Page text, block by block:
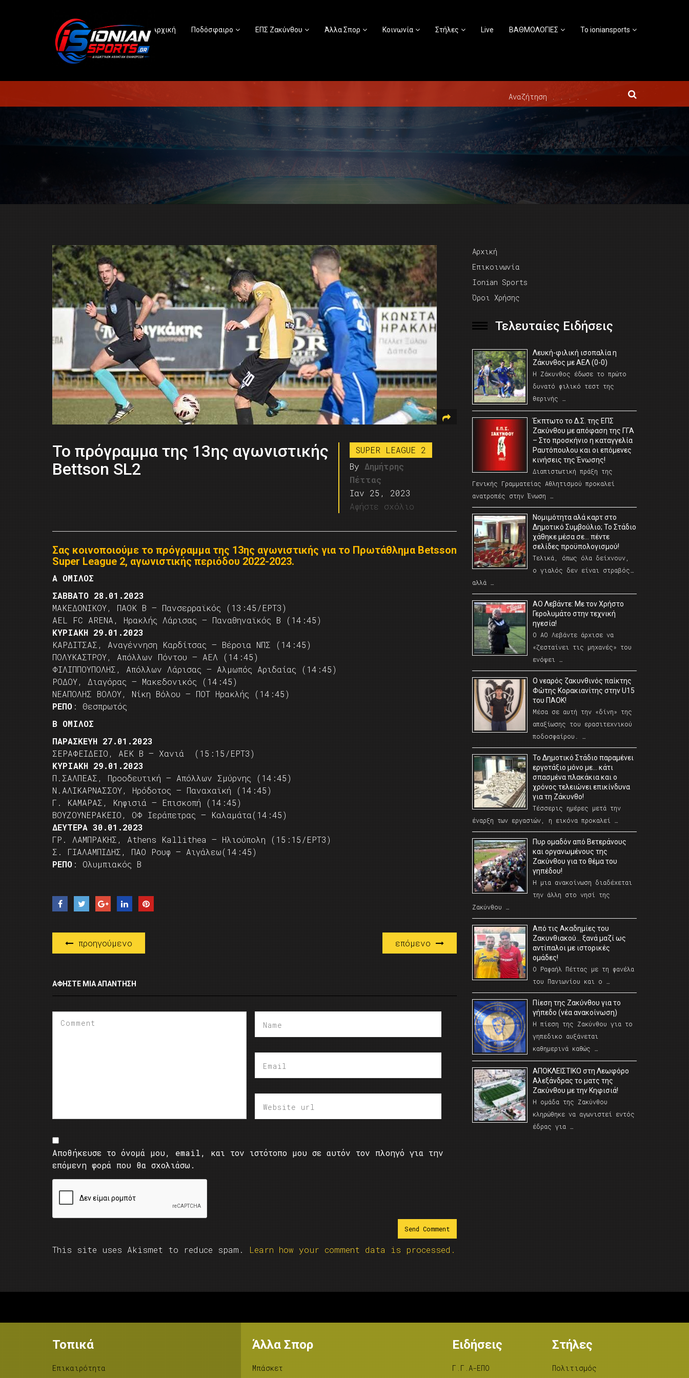
Αρχική Ποδόσφαιρο ΕΠΣ Ζακύνθου Άλλα Σπορ Κοινωνία Στήλες Live ΒΑΘΜΟΛΟΓΙΕΣ Το ioniansports
Το πρόγραμμα της 13ης αγωνιστικής
Bettson SL2
SUPER LEAGUE 2
By Δημήτρης
Πέττας
Ιαν 25, 2023
Αφήστε σχόλιο
Σας κοινοποιούμε το πρόγραμμα της 13ης αγωνιστικής για το Πρωτάθλημα Betsson
Super League 2, αγωνιστικής περιόδου 2022-2023.
Α ΟΜΙΛΟΣ
ΣΑΒΒΑΤΟ 28.01.2023
ΜΑΚΕΔΟΝΙΚΟΥ, ΠΑΟΚ Β – Πανσερραϊκός (13:45/ΕΡΤ3)
AEL FC ARENA, Ηρακλής Λάρισας – Παναθηναϊκός Β (14:45)
ΚΥΡΙΑΚΗ 29.01.2023
ΚΑΡΔΙΤΣΑΣ, Αναγέννηση Καρδίτσας – Βέροια ΝΠΣ (14:45)
ΠΟΛΥΚΑΣΤΡΟΥ, Απόλλων Πόντου – ΑΕΛ (14:45)
ΦΙΛΙΠΠΟΥΠΟΛΗΣ, Απόλλων Λάρισας – Αλμωπός Αριδαίας (14:45)
ΡΟΔΟΥ, Διαγόρας – Μακεδονικός (14:45)
ΝΕΑΠΟΛΗΣ ΒΟΛΟΥ, Νίκη Βόλου – ΠΟΤ Ηρακλής (14:45)
ΡΕΠΟ : Θεσπρωτός
Β ΟΜΙΛΟΣ
ΠΑΡΑΣΚΕΥΗ 27.01.2023
ΣΕΡΑΦΕΙΔΕΙΟ, ΑΕΚ Β – Χανιά (15:15/ΕΡΤ3)
ΚΥΡΙΑΚΗ 29.01.2023
Π.ΣΑΛΠΕΑΣ, Προοδευτική – Απόλλων Σμύρνης (14:45)
Ν.ΑΛΙΚΑΡΝΑΣΣΟΥ, Ηρόδοτος – Παναχαϊκή (14:45)
Γ. ΚΑΜΑΡΑΣ, Κηφισιά – Επισκοπή (14:45)
ΒΟΥΖΟΥΝΕΡΑΚΕΙΟ, ΟΦ Ιεράπετρας – Καλαμάτα(14:45)
ΔΕΥΤΕΡΑ 30.01.2023
ΓΡ. ΛΑΜΠΡΑΚΗΣ, Athens Kallithea – Ηλιούπολη (15:15/ΕΡΤ3)
Σ. ΓΙΑΛΑΜΠΙΔΗΣ, ΠΑΟ Ρουφ – Αιγάλεω(14:45)
ΡΕΠΟ : Ολυμπιακός Β
προηγούμενο επόμενο
ΑΦΉΣΤΕ ΜΙΑ ΑΠΆΝΤΗΣΗ
Αποθήκευσε το όνομά μου, email, και τον ιστότοπο μου σε αυτόν τον πλοηγό για την
επόμενη φορά που θα σχολιάσω.
This site uses Akismet to reduce spam. Learn how your comment data is processed.
Αρχική
Επικοινωνία
Ionian Sports
Όροι Χρήσης
Τελευταίες Ειδήσεις
Λευκή-φιλική ισοπαλία η
Ζάκυνθος με ΑΕΛ (0-0)
Η Ζάκυνθος έδωσε το πρώτο
δυνατό φιλικό τεστ της
θερινής …
Έκπτωτο το Δ.Σ. της ΕΠΣ
Ζακύνθου με απόφαση της ΓΓΑ
– Στο προσκήνιο η καταγγελία
Ραυτόπουλου και οι επόμενες
κινήσεις της Ένωσης!
Διαπιστωτική πράξη της
Γενικής Γραμματείας Αθλητισμού προκαλεί
ανατροπές στην Ένωση …
Νομιμότητα αλά καρτ στο
Δημοτικό Συμβούλιο; Το Στάδιο
χάθηκε μέσα σε… πέντε
σελίδες προϋπολογισμού!
Τελικά, όπως όλα δείχνουν,
ο γιαλός δεν είναι στραβός…
αλλά …
ΑΟ Λεβάντε: Με τον Χρήστο
Γερολυμάτο στην τεχνική
ηγεσία!
Ο ΑΟ Λεβάντε άρχισε να
«ζεσταίνει τις μηχανές» του
ενόψει …
O νεαρός ζακυνθινός παίκτης
Φώτης Κορακιανίτης στην U15
του ΠΑΟΚ!
Μέσα σε αυτή την «δίνη» της
απαξίωσης του ερασιτεχνικού
ποδοσφαίρου. …
Το Δημοτικό Στάδιο παραμένει
εργοτάξιο μόνο με… κάτι
σπασμένα πλακάκια και ο
χρόνος τελειώνει επικίνδυνα
για τη Ζάκυνθο!
Τέσσερις ημέρες μετά την
έναρξη των εργασιών, η εικόνα προκαλεί …
Πυρ ομαδόν από Βετεράνους
και οργανωμένους της
Ζακύνθου για το θέμα του
γηπέδου!
Η μια ανακοίνωση διαδέχεται
την άλλη στο νησί της
Ζακύνθου …
Από τις Ακαδημίες του
Ζακυνθιακού… ξανά μαζί ως
αντίπαλοι με ιστορικές
ομάδες!
Ο Ραφαήλ Πέττας με τη φανέλα
του Πανιωνίου και ο …
Πίεση της Ζακύνθου για το
γήπεδο (νέα ανακοίνωση)
Η πίεση της Ζακύνθου για το
γηπεδικο αυξάνεται
καθημερινά καθώς …
AΠΟΚΛΕΙΣΤΙΚΟ στη Λεωφόρο
Αλεξάνδρας το ματς της
Ζακύνθου με την Κηφισιά!
Η ομάδα της Ζακύνθου
κληρώθηκε να αγωνιστεί εντός
έδρας για …
Τοπικά
Επικαιρότητα
Άλλα Σπορ
Μπάσκετ
Ειδήσεις
Γ.Γ.Α-ΕΠΟ
Στήλες
Πολιτισμός